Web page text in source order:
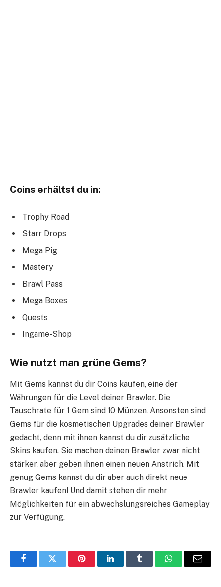
Coins erhältst du in:
Trophy Road
Starr Drops
Mega Pig
Mastery
Brawl Pass
Mega Boxes
Quests
Ingame-Shop
Wie nutzt man grüne Gems?
Mit Gems kannst du dir Coins kaufen, eine der
Währungen für die Level deiner Brawler. Die
Tauschrate für 1 Gem sind 10 Münzen. Ansonsten sind
Gems für die kosmetischen Upgrades deiner Brawler
gedacht, denn mit ihnen kannst du dir zusätzliche
Skins kaufen. Sie machen deinen Brawler zwar nicht
stärker, aber geben ihnen einen neuen Anstrich. Mit
genug Gems kannst du dir aber auch direkt neue
Brawler kaufen! Und damit stehen dir mehr
Möglichkeiten für ein abwechslungsreiches Gameplay
zur Verfügung.
FacebookTwitter PinterestLinkedInTumblr WhatsAppEmail